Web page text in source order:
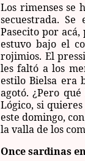
Los rimenses se
secuestrada.
Pasecito por
estuvo bajo el
rojimios. El
les faltó a los
estilo Bielsa era
agotó. ¿Pero
Lógico, si
este domingo,
la valla de los
Once sardinas